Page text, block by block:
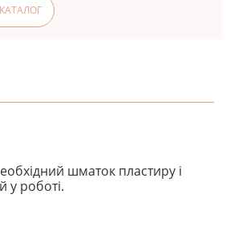
шматок пластиру і
у роботі.